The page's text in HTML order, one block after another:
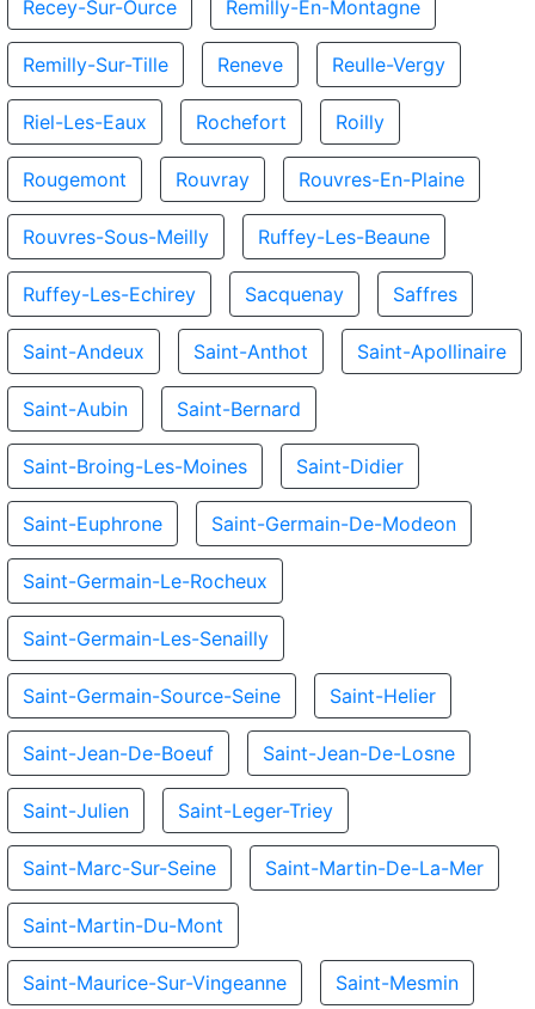
Recey-Sur-Ource Remilly-En-Montagne
Remilly-Sur-Tille Reneve Reulle-Vergy
Riel-Les-Eaux Rochefort Roilly
Rougemont Rouvray Rouvres-En-Plaine
Rouvres-Sous-Meilly Ruffey-Les-Beaune
Ruffey-Les-Echirey Sacquenay Saffres
Saint-Andeux Saint-Anthot Saint-Apollinaire
Saint-Aubin Saint-Bernard
Saint-Broing-Les-Moines Saint-Didier
Saint-Euphrone Saint-Germain-De-Modeon
Saint-Germain-Le-Rocheux
Saint-Germain-Les-Senailly
Saint-Germain-Source-Seine Saint-Helier
Saint-Jean-De-Boeuf Saint-Jean-De-Losne
Saint-Julien Saint-Leger-Triey
Saint-Marc-Sur-Seine Saint-Martin-De-La-Mer
Saint-Martin-Du-Mont
Saint-Maurice-Sur-Vingeanne Saint-Mesmin